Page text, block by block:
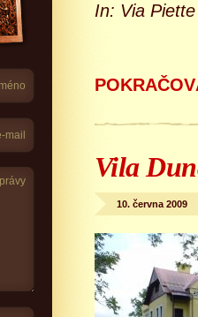
In: Via
Vila
10. června 2009